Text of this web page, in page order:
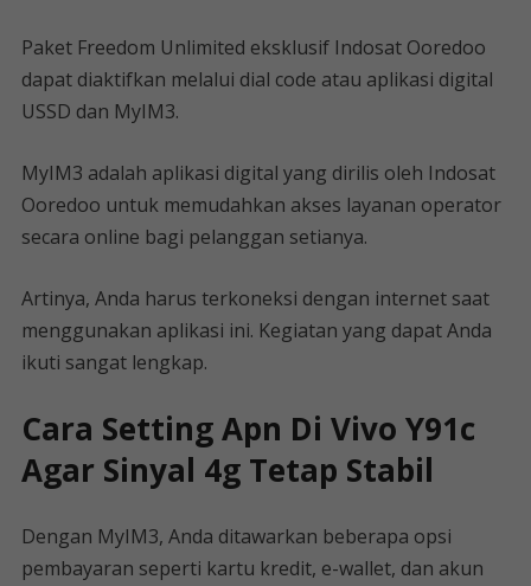
Paket Freedom Unlimited eksklusif Indosat Ooredoo
dapat diaktifkan melalui dial code atau aplikasi digital
USSD dan MyIM3.
MyIM3 adalah aplikasi digital yang dirilis oleh Indosat
Ooredoo untuk memudahkan akses layanan operator
secara online bagi pelanggan setianya.
Artinya, Anda harus terkoneksi dengan internet saat
menggunakan aplikasi ini. Kegiatan yang dapat Anda
ikuti sangat lengkap.
Cara Setting Apn Di Vivo Y91c
Agar Sinyal 4g Tetap Stabil
Dengan MyIM3, Anda ditawarkan beberapa opsi
pembayaran seperti kartu kredit, e-wallet, dan akun